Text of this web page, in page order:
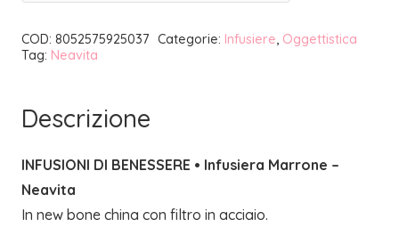
quantità
COD: 8052575925037 Categorie: Infusiere, Oggettistica
Tag: Neavita
Descrizione
INFUSIONI DI BENESSERE • Infusiera Marrone –
Neavita
In new bone china con filtro in acciaio.